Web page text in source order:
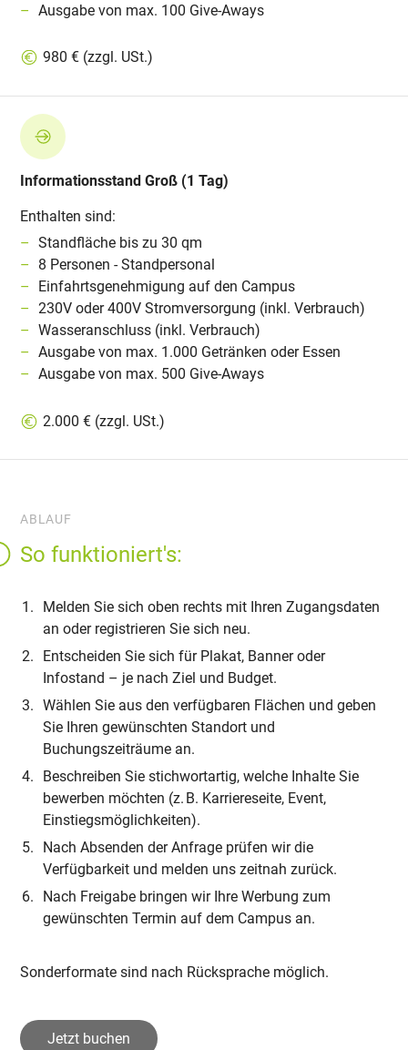
Ausgabe von max. 100 Give-Aways
980 € (zzgl. USt.)
Informationsstand Groß (1 Tag)
Enthalten sind:
Standfläche bis zu 30 qm
8 Personen - Standpersonal
Einfahrtsgenehmigung auf den Campus
230V oder 400V Stromversorgung (inkl. Verbrauch)
Wasseranschluss (inkl. Verbrauch)
Ausgabe von max. 1.000 Getränken oder Essen
Ausgabe von max. 500 Give-Aways
2.000 € (zzgl. USt.)
ABLAUF
So funktioniert's:
Melden Sie sich oben rechts mit Ihren Zugangsdaten
an oder registrieren Sie sich neu.
Entscheiden Sie sich für Plakat, Banner oder
Infostand – je nach Ziel und Budget.
Wählen Sie aus den verfügbaren Flächen und geben
Sie Ihren gewünschten Standort und
Buchungszeiträume an.
Beschreiben Sie stichwortartig, welche Inhalte Sie
bewerben möchten (z. B. Karriereseite, Event,
Einstiegsmöglichkeiten).
Nach Absenden der Anfrage prüfen wir die
Verfügbarkeit und melden uns zeitnah zurück.
Nach Freigabe bringen wir Ihre Werbung zum
gewünschten Termin auf dem Campus an.
Sonderformate sind nach Rücksprache möglich.
Jetzt buchen